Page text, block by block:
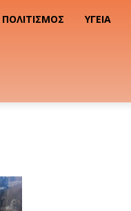
ΠΟΛΙΤΙΣΜΌΣ ΥΓΕΊΑ